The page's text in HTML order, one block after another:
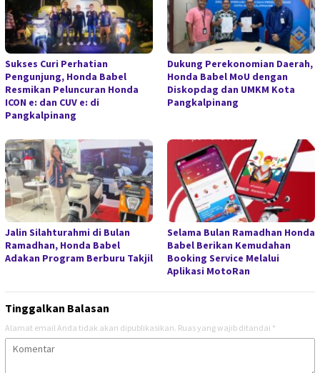
Sukses Curi Perhatian
Pengunjung, Honda Babel
Resmikan Peluncuran Honda
ICON e: dan CUV e: di
Pangkalpinang
Dukung Perekonomian Daerah,
Honda Babel MoU dengan
Diskopdag dan UMKM Kota
Pangkalpinang
Jalin Silahturahmi di Bulan
Ramadhan, Honda Babel
Adakan Program Berburu Takjil
Selama Bulan Ramadhan Honda
Babel Berikan Kemudahan
Booking Service Melalui
Aplikasi MotoRan
Tinggalkan Balasan
Alamat email Anda tidak akan dipublikasikan. Ruas yang wajib ditandai *